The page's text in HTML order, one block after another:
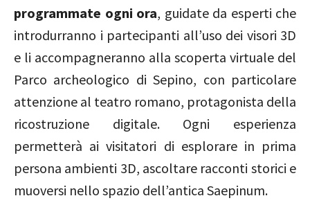
programmate ogni ora, guidate da esperti che
introdurranno i partecipanti all’uso dei visori 3D
e li accompagneranno alla scoperta virtuale del
Parco archeologico di Sepino, con particolare
attenzione al teatro romano, protagonista della
ricostruzione digitale. Ogni esperienza
permetterà ai visitatori di esplorare in prima
persona ambienti 3D, ascoltare racconti storici e
muoversi nello spazio dell’antica Saepinum.